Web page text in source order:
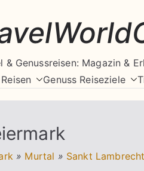
& Genussreisen: Magazin &
Genuss Reiseziele
» Murtal » Sankt Lambrecht